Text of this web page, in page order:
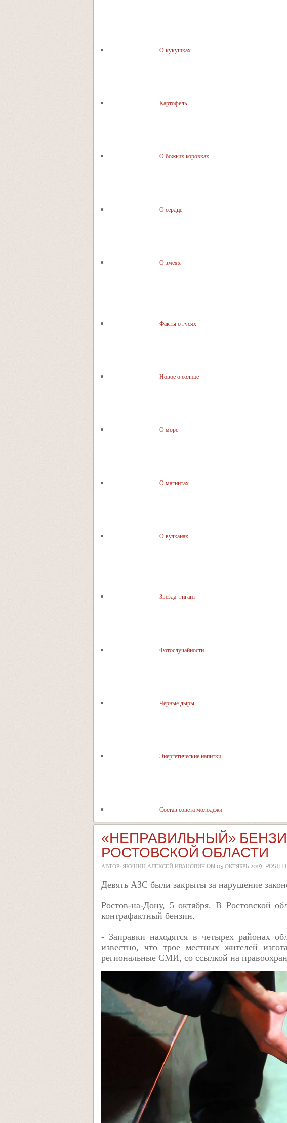
О кукушках
Картофель
О божьих коровках
О сердце
О змеях
Факты о гусях
Новое о солнце
О море
О магнитах
О вулканах
Звезда-гигант
Фотослучайности
Черные дыры
Энергетические напитки
Состав совета молодежи
«НЕПРАВИЛЬНЫЙ»
РОСТОВСКОЙ ОБЛАСТИ
АВТОР: ЯКУНИН АЛЕКСЕЙ ИВАНОВИЧ ON 05 ОКТЯБРЬ 2019.
Девять АЗС были закрыты за нарушение
Ростов-на-Дону, 5 октября. В Ростовской
контрафактный бензин.
- Заправки находятся в четырех районах
известно, что трое местных жителей
региональные СМИ, со ссылкой на